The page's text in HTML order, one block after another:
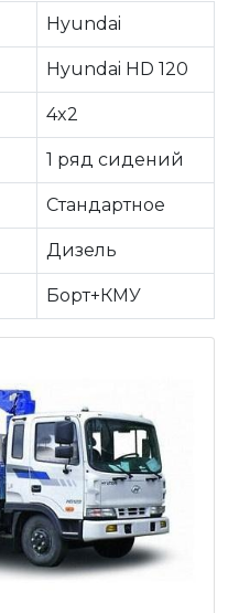
Hyundai
Hyundai HD 120
4x2
1 ряд сидений
Стандартное
Дизель
Борт+КМУ